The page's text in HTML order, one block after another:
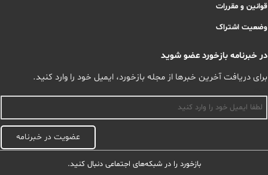
قوانین و مقررات
وضعیت اشتراک
در خبرنامه بازخورد عضو شوید
برای دریافت آخرین خبرها از مجله بازخورد، ایمیل خود را وارد کنید.
عضویت در خبرنامه
بازخورد را در شبکه‌های اجتماعی دنبال کنید.